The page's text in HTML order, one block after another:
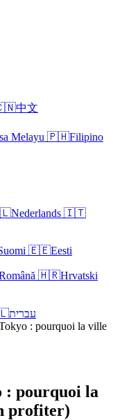
中文
Melayu 🇵🇭Filipino
Nederlands 🇮🇹
🇪🇪Eesti
🇭🇷Hrvatski
עברית
: pourquoi la ville
: pourquoi la
profiter)